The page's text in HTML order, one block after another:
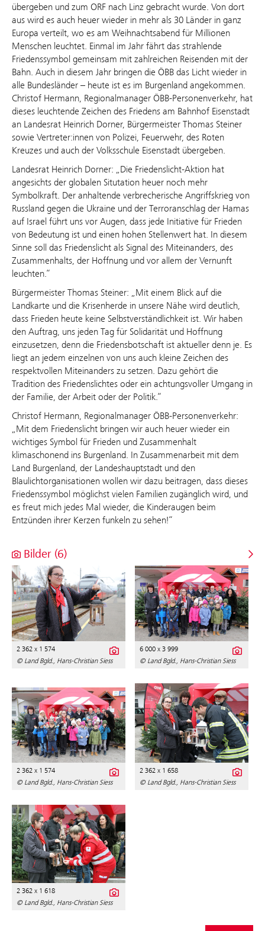
übergeben und zum ORF nach Linz gebracht wurde. Von dort
aus wird es auch heuer wieder in mehr als 30 Länder in ganz
Europa verteilt, wo es am Weihnachtsabend für Millionen
Menschen leuchtet. Einmal im Jahr fährt das strahlende
Friedenssymbol gemeinsam mit zahlreichen Reisenden mit der
Bahn. Auch in diesem Jahr bringen die ÖBB das Licht wieder in
alle Bundesländer – heute ist es im Burgenland angekommen.
Christof Hermann, Regionalmanager ÖBB-Personenverkehr, hat
dieses leuchtende Zeichen des Friedens am Bahnhof Eisenstadt
an Landesrat Heinrich Dorner, Bürgermeister Thomas Steiner
sowie Vertreter:innen von Polizei, Feuerwehr, des Roten
Kreuzes und auch der Volksschule Eisenstadt übergeben.
Landesrat Heinrich Dorner: „Die Friedenslicht-Aktion hat
angesichts der globalen Situtation heuer noch mehr
Symbolkraft. Der anhaltende verbrecherische Angriffskrieg von
Russland gegen die Ukraine und der Terroranschlag der Hamas
auf Israel führt uns vor Augen, dass jede Initiative für Frieden
von Bedeutung ist und einen hohen Stellenwert hat. In diesem
Sinne soll das Friedenslicht als Signal des Miteinanders, des
Zusammenhalts, der Hoffnung und vor allem der Vernunft
leuchten.“
Bürgermeister Thomas Steiner: „Mit einem Blick auf die
Landkarte und die Krisenherde in unsere Nähe wird deutlich,
dass Frieden heute keine Selbstverständlichkeit ist. Wir haben
den Auftrag, uns jeden Tag für Solidarität und Hoffnung
einzusetzen, denn die Friedensbotschaft ist aktueller denn je. Es
liegt an jedem einzelnen von uns auch kleine Zeichen des
respektvollen Miteinanders zu setzen. Dazu gehört die
Tradition des Friedenslichtes oder ein achtungsvoller Umgang in
der Familie, der Arbeit oder der Politik.“
Christof Hermann, Regionalmanager ÖBB-Personenverkehr:
„Mit dem Friedenslicht bringen wir auch heuer wieder ein
wichtiges Symbol für Frieden und Zusammenhalt
klimaschonend ins Burgenland. In Zusammenarbeit mit dem
Land Burgenland, der Landeshauptstadt und den
Blaulichtorganisationen wollen wir dazu beitragen, dass dieses
Friedenssymbol möglichst vielen Familien zugänglich wird, und
es freut mich jedes Mal wieder, die Kinderaugen beim
Entzünden ihrer Kerzen funkeln zu sehen!“
Bilder (6)
2 362 x 1 574
© Land Bgld., Hans-Christian Siess
6 000 x 3 999
© Land Bgld., Hans-Christian Siess
2 362 x 1 574
© Land Bgld., Hans-Christian Siess
2 362 x 1 658
© Land Bgld., Hans-Christian Siess
2 362 x 1 618
© Land Bgld., Hans-Christian Siess